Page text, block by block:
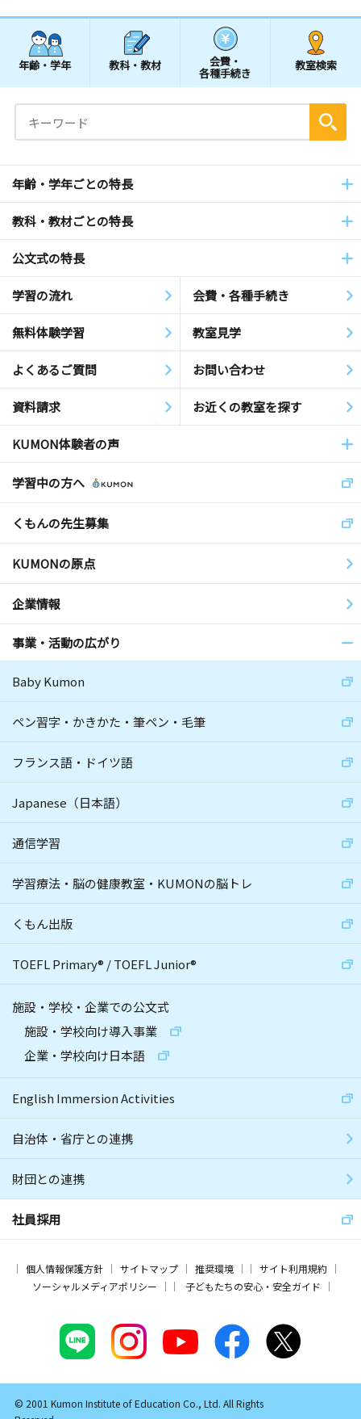
年齢・学年 教科・教材 会費・
各種手続き
教室検索
年齢・学年ごとの特長
教科・教材ごとの特長
公文式の特長
学習の流れ 会費・各種手続き
無料体験学習 教室見学
よくあるご質問 お問い合わせ
資料請求 お近くの教室を探す
KUMON体験者の声
学習中の方へ
くもんの先生募集
KUMONの原点
企業情報
事業・活動の広がり
Baby Kumon
ペン習字・かきかた・筆ペン・毛筆
フランス語・ドイツ語
Japanese（日本語）
通信学習
学習療法・脳の健康教室・KUMONの脳トレ
くもん出版
TOEFL Primary® /TOEFL Junior®
施設・学校・企業での公文式
施設・学校向け導入事業
企業・学校向け日本語
English Immersion Activities
自治体・省庁との連携
財団との連携
社員採用
個人情報保護方針 サイトマップ 推奨環境
サイト利用規約
ソーシャルメディアポリシー
子どもたちの安心・安全ガイド
© 2001 Kumon Institute of Education Co., Ltd. All Rights